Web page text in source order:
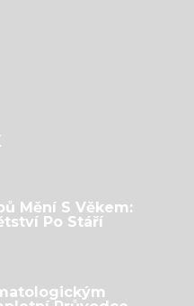
Mění S Věkem:
Po Stáří